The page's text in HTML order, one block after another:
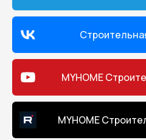
MYHOME
MYHOME